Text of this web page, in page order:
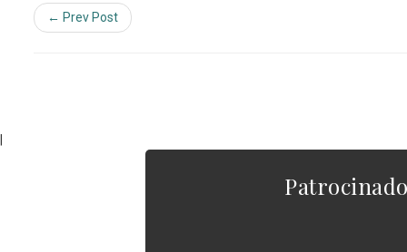
← Prev Post
|